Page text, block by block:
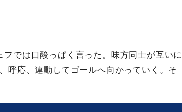
では口酸っぱく言った。味方同士が互いに
呼応、連動してゴールへ向かっていく。そ